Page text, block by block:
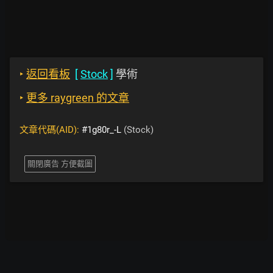
‣ 返回看板 [Stock] 學術
‣ 更多 raygreen 的文章
文章代碼(AID): #1g80r_-L (Stock)
關閉廣告 方便截圖